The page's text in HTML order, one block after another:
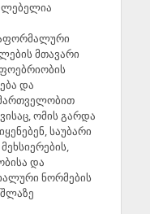
მთავარი
და
ომის გარდა
საუბარი
და
ნორმების